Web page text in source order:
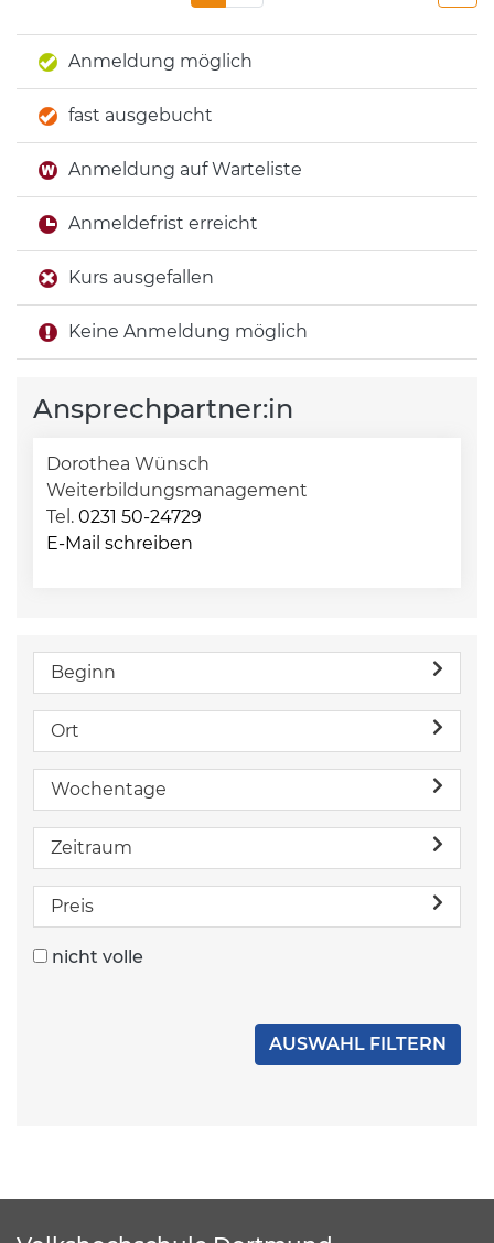
Anmeldung möglich
fast ausgebucht
Anmeldung auf Warteliste
Anmeldefrist erreicht
Kurs ausgefallen
Keine Anmeldung möglich
Ansprechpartner:in
Dorothea Wünsch
Weiterbildungsmanagement
Tel. 0231 50-24729
E-Mail schreiben
Beginn
Ort
Wochentage
Zeitraum
Preis
nicht volle